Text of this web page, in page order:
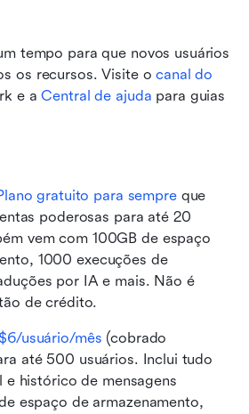
tempo para que novos usuários
os recursos. Visite o canal do
e a Central de ajuda para guias
gratuito para sempre que
poderosas para até 20
vem com 100GB de espaço
1000 execuções de
por IA e mais. Não é
de crédito.
$6/usuário/mês (cobrado
até 500 usuários. Inclui tudo
e histórico de mensagens
espaço de armazenamento,